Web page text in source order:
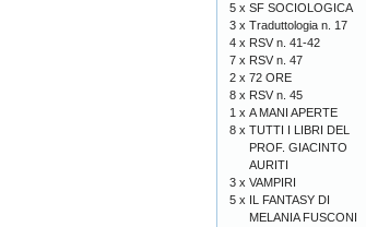
5 x SF SOCIOLOGICA
3 x Traduttologia n. 17
4 x RSV n. 41-42
7 x RSV n. 47
2 x 72 ORE
8 x RSV n. 45
1 x A MANI APERTE
8 x TUTTI I LIBRI DEL
PROF. GIACINTO
AURITI
3 x VAMPIRI
5 x IL FANTASY DI
MELANIA FUSCONI